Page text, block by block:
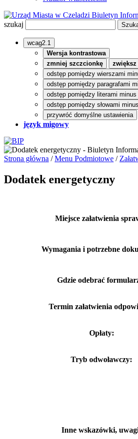
Biuletyn
szukaj
wcag2.1
Wersja kontrastowa
zmniej szczcionkę
odstęp pomiędzy wierszami
odstęp pomiędzy paragrafami
odstęp pomiędzy literami minus
odstęp pomiędzy słowami minus
przywróć domyślne ustawienia
język migowy
Strona główna /Menu Podmiotowe /
Dodatek energetyczny
Miejsce załatwienia
Wymagania i potrzebne
Gdzie odebrać
Termin załatwienia
Opłaty:
Tryb odwoławczy:
Inne wskazówki,